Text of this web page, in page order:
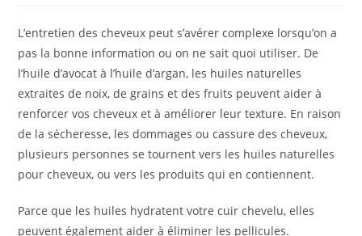
publication :
L’entretien des cheveux peut s’avérer complexe lorsqu’on a
pas la bonne information ou on ne sait quoi utiliser. De
l’huile d’avocat à l’huile d’argan, les huiles naturelles
extraites de noix, de grains et des fruits peuvent aider à
renforcer vos cheveux et à améliorer leur texture. En raison
de la sécheresse, les dommages ou cassure des cheveux,
plusieurs personnes se tournent vers les huiles naturelles
pour cheveux, ou vers les produits qui en contiennent.
Parce que les huiles hydratent votre cuir chevelu, elles
peuvent également aider à éliminer les pellicules.